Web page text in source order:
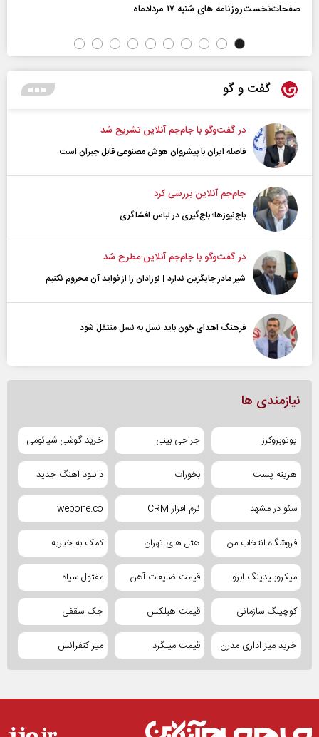
صفحات‌نخست‌روزنامه ها‌ی شنبه ۱۷ مردادماه
گفت و گو
در گفت‌و‌گو با جام‌جم آنلاین تشریح شد
فاصله ایران با پیشرو‌ان هوش مصنوعی قابل جبران است
جام‌جم آنلاین بررسی کرد
باج‌نیوزها؛ باج‌گیری در لباس افشاگری
در گفت‌و‌گو با جام‌جم آنلاین مطرح شد
شیر مادر جایگزین ندارد | نوزادان را از فواید آن محروم نکنیم
فرهنگ اهدای خون باید نسل به نسل منتقل شود
نیازمندی ها
یوتوبروکرز جراحی بینی خرید گوشی شیائومی
هزینه پست بخورات دانلود آهنگ جدید
سئو در مشهد نرم افزار CRM webone.co
فروشگاه انتخاب من هتل های تهران کمک به خیریه
میکروبلیدینگ ابرو قیمت ضایعات آهن مفتول سیاه
کوچینگ سازمانی قیمت هبلکس جک سقفی
خرید میز اداری مدرن قیمت میلگرد میز کنفرانس